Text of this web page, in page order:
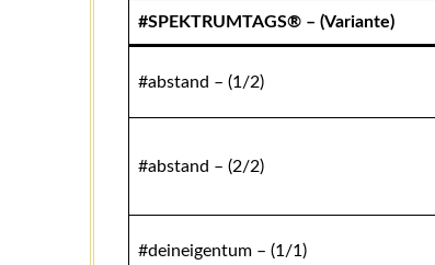
#SPEKTRUMTAGS® – (Variante)
#abstand – (1/2)
#abstand – (2/2)
#deineigentum – (1/1)